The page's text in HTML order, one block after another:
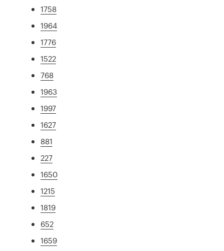
1758
1964
1776
1522
768
1963
1997
1627
881
227
1650
1215
1819
652
1659